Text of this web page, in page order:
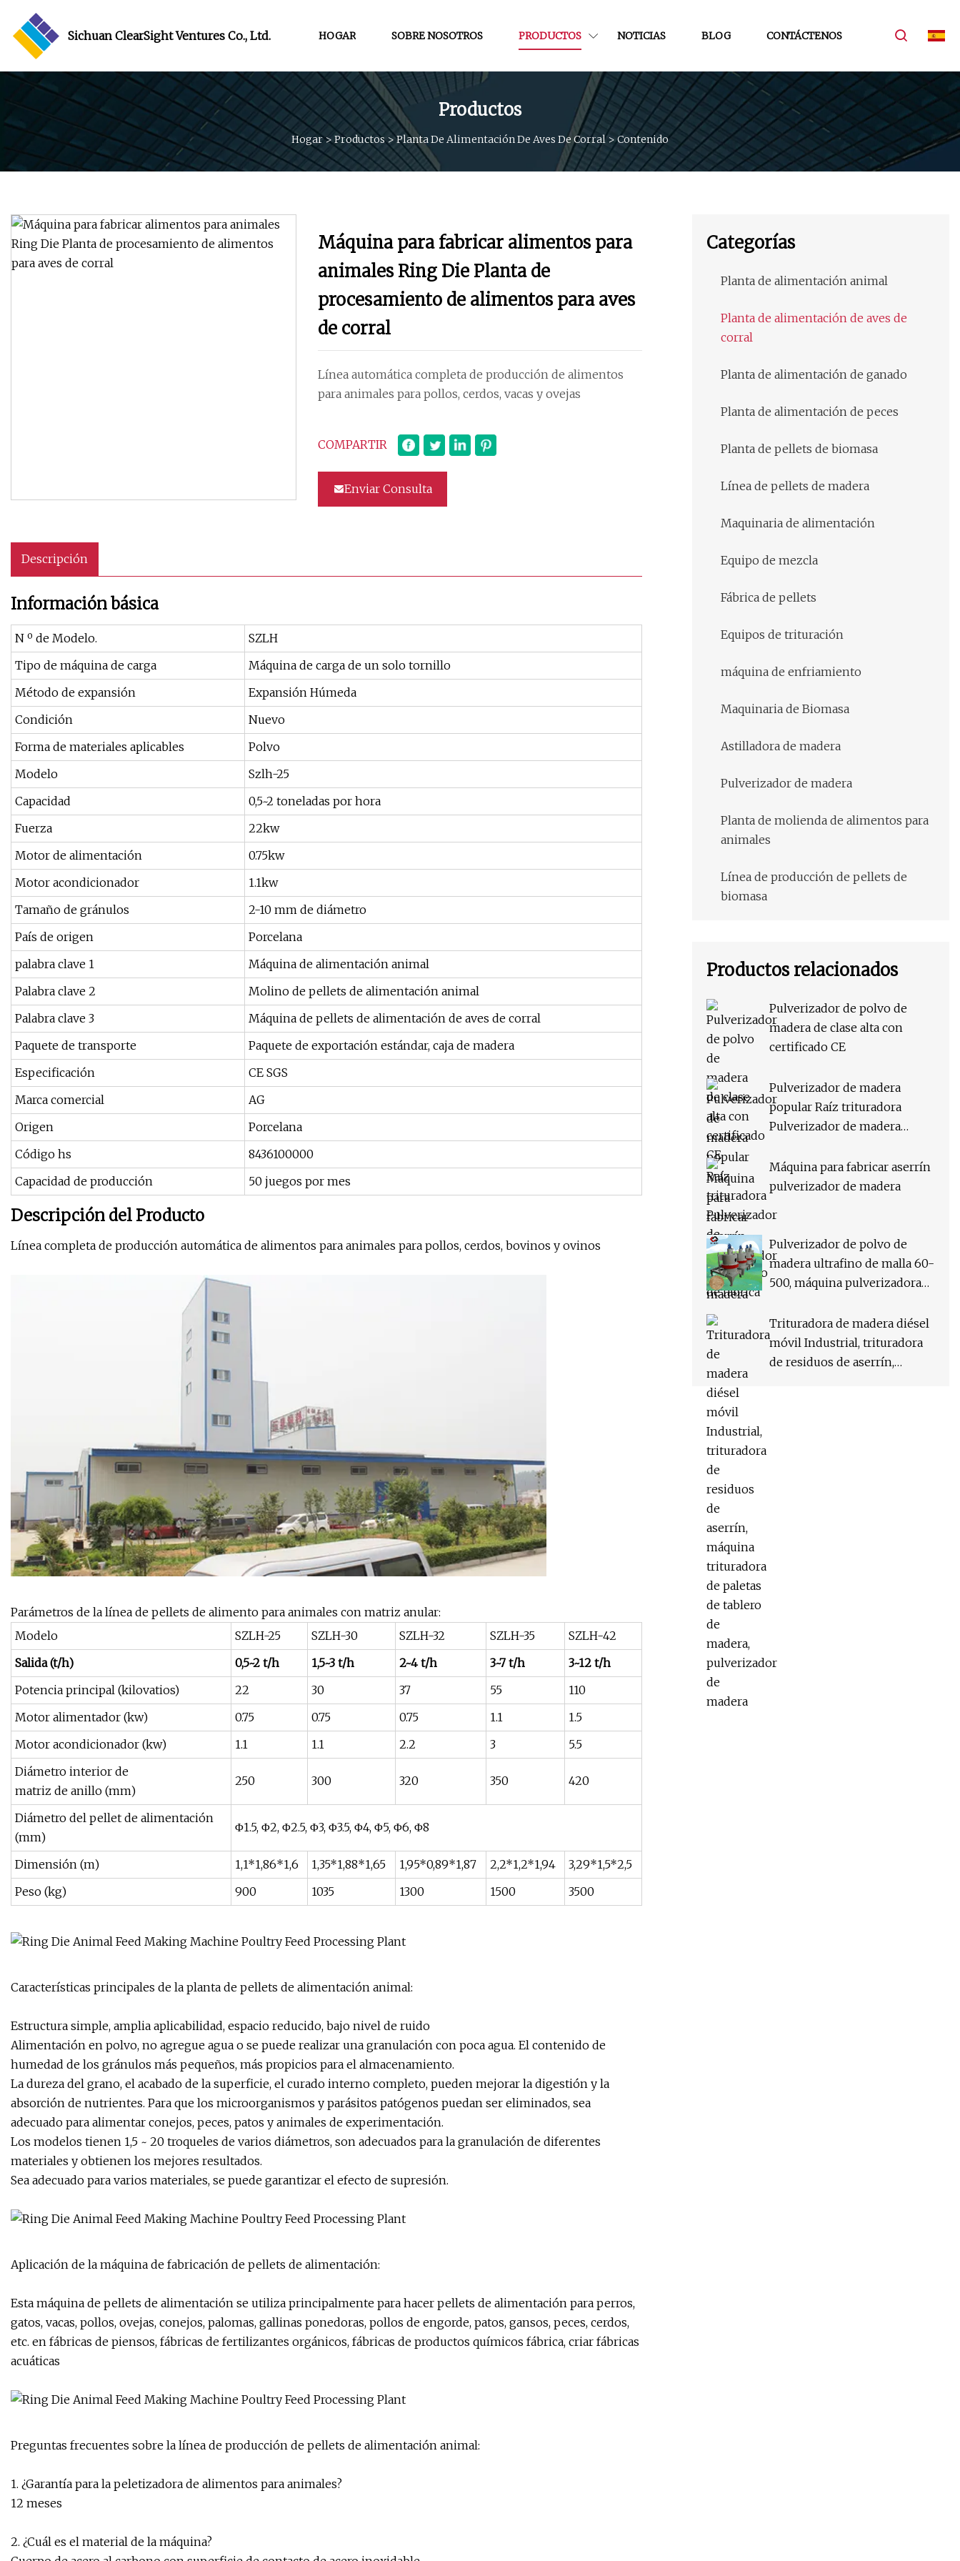
Sichuan ClearSight Ventures Co., Ltd. HOGAR SOBRE NOSOTROS PRODUCTOS NOTICIAS BLOG CONTÁCTENOS
Productos
Hogar> Productos>Planta De Alimentación De Aves De Corral>Contenido
Máquina para fabricar alimentos para
animales Ring Die Planta de
procesamiento de alimentos para aves
de corral
Línea automática completa de producción de alimentos
para animales para pollos, cerdos, vacas y ovejas
COMPARTIR
Enviar Consulta
Descripción
Información básica
N º de Modelo.
SZLH
Tipo de máquina de carga
Máquina de carga de un solo tornillo
Método de expansión
Expansión Húmeda
Condición
Nuevo
Forma de materiales aplicables
Polvo
Modelo
Szlh-25
Capacidad
0,5~2 toneladas por hora
Fuerza
22kw
Motor de alimentación
0.75kw
Motor acondicionador
1.1kw
Tamaño de gránulos
2-10 mm de diámetro
País de origen
Porcelana
palabra clave 1
Máquina de alimentación animal
Palabra clave 2
Molino de pellets de alimentación animal
Palabra clave 3
Máquina de pellets de alimentación de aves de corral
Paquete de transporte
Paquete de exportación estándar, caja de madera
Especificación
CE SGS
Marca comercial
AG
Origen
Porcelana
Código hs
8436100000
Capacidad de producción
50 juegos por mes
Descripción del Producto
Línea completa de producción automática de alimentos para animales para pollos, cerdos, bovinos y ovinos
Parámetros de la línea de pellets de alimento para animales con matriz anular:
Modelo
SZLH-25 SZLH-30 SZLH-32 SZLH-35
SZLH-42
Salida (t/h)
0,5~2 t/h 1,5~3 t/h 2~4 t/h 3~7 t/h
3~12 t/h
Potencia principal (kilovatios)
22 30 37 55
110
Motor alimentador (kw)
0.75 0.75 0.75 1.1
1.5
Motor acondicionador (kw)
1.1 1.1 2.2 3
5.5
Diámetro interior de
matriz de anillo (mm)
250 300 320 350 420
Diámetro del pellet de alimentación
(mm)
Φ1.5, Φ2, Φ2.5, Φ3, Φ3.5, Φ4, Φ5, Φ6, Φ8
Dimensión (m) 1,1*1,86*1,6 1,35*1,88*1,65 1,95*0,89*1,87 2,2*1,2*1,94
3,29*1,5*2,5
Peso (kg)
900 1035 1300 1500 3500
Características principales de la planta de pellets de alimentación animal:
Estructura simple, amplia aplicabilidad, espacio reducido, bajo nivel de ruido
Alimentación en polvo, no agregue agua o se puede realizar una granulación con poca agua. El contenido de
humedad de los gránulos más pequeños, más propicios para el almacenamiento.
La dureza del grano, el acabado de la superficie, el curado interno completo, pueden mejorar la digestión y la
absorción de nutrientes. Para que los microorganismos y parásitos patógenos puedan ser eliminados, sea
adecuado para alimentar conejos, peces, patos y animales de experimentación.
Los modelos tienen 1,5 ~ 20 troqueles de varios diámetros, son adecuados para la granulación de diferentes
materiales y obtienen los mejores resultados.
Sea adecuado para varios materiales, se puede garantizar el efecto de supresión.
Aplicación de la máquina de fabricación de pellets de alimentación:
Esta máquina de pellets de alimentación se utiliza principalmente para hacer pellets de alimentación para perros,
gatos, vacas, pollos, ovejas, conejos, palomas, gallinas ponedoras, pollos de engorde, patos, gansos, peces, cerdos,
etc. en fábricas de piensos, fábricas de fertilizantes orgánicos, fábricas de productos químicos fábrica, criar fábricas
acuáticas
Preguntas frecuentes sobre la línea de producción de pellets de alimentación animal:
1. ¿Garantía para la peletizadora de alimentos para animales?
12 meses
2. ¿Cuál es el material de la máquina?
Categorías
Planta de alimentación animal
Planta de alimentación de aves de
corral
Planta de alimentación de ganado
Planta de alimentación de peces
Planta de pellets de biomasa
Línea de pellets de madera
Maquinaria de alimentación
Equipo de mezcla
Fábrica de pellets
Equipos de trituración
máquina de enfriamiento
Maquinaria de Biomasa
Astilladora de madera
Pulverizador de madera
Planta de molienda de alimentos para
animales
Línea de producción de pellets de
biomasa
Productos relacionados
Pulverizador de polvo de
madera de clase alta con
certificado CE
Pulverizador de madera
popular Raíz trituradora
Pulverizador de madera
Máquina para fabricar aserrín
pulverizador de madera
Pulverizador de polvo de
madera ultrafino de malla 60-
500, máquina pulverizadora
molienda de molino de
harina para bobina de
mosquitos
Trituradora de madera diésel
móvil Industrial, trituradora
de residuos de aserrín,